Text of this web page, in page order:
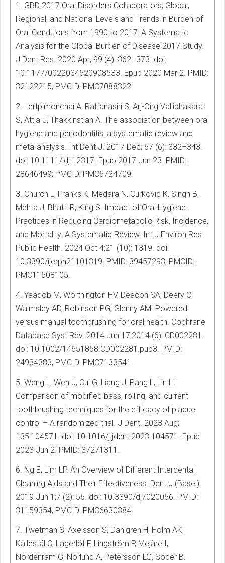
1. GBD 2017 Oral Disorders Collaborators; Global,
Regional, and National Levels and Trends in Burden of
Oral Conditions from 1990 to 2017: A Systematic
Analysis for the Global Burden of Disease 2017 Study.
J Dent Res. 2020 Apr; 99 (4): 362–373. doi:
10.1177/0022034520908533. Epub 2020 Mar 2. PMID:
32122215; PMCID: PMC7088322.
2. Lertpimonchai A, Rattanasiri S, Arj-Ong Vallibhakara
S, Attia J, Thakkinstian A. The association between oral
hygiene and periodontitis: a systematic review and
meta-analysis. Int Dent J. 2017 Dec; 67 (6): 332–343.
doi: 10.1111/idj.12317. Epub 2017 Jun 23. PMID:
28646499; PMCID: PMC5724709.
3. Church L, Franks K, Medara N, Curkovic K, Singh B,
Mehta J, Bhatti R, King S. Impact of Oral Hygiene
Practices in Reducing Cardiometabolic Risk, Incidence,
and Mortality: A Systematic Review. Int J Environ Res
Public Health. 2024 Oct 4;21 (10): 1319. doi:
10.3390/ijerph21101319. PMID: 39457293; PMCID:
PMC11508105.
4. Yaacob M, Worthington HV, Deacon SA, Deery C,
Walmsley AD, Robinson PG, Glenny AM. Powered
versus manual toothbrushing for oral health. Cochrane
Database Syst Rev. 2014 Jun 17;2014 (6): CD002281.
doi: 10.1002/14651858.CD002281.pub3. PMID:
24934383; PMCID: PMC7133541.
5. Weng L, Wen J, Cui G, Liang J, Pang L, Lin H.
Comparison of modified bass, rolling, and current
toothbrushing techniques for the efficacy of plaque
control – A randomized trial. J Dent. 2023 Aug;
135:104571. doi: 10.1016/j.jdent.2023.104571. Epub
2023 Jun 2. PMID: 37271311.
6. Ng E, Lim LP. An Overview of Different Interdental
Cleaning Aids and Their Effectiveness. Dent J (Basel).
2019 Jun 1;7 (2): 56. doi: 10.3390/dj7020056. PMID:
31159354; PMCID: PMC6630384.
7. Twetman S, Axelsson S, Dahlgren H, Holm AK,
Källestål C, Lagerlöf F, Lingström P, Mejàre I,
Nordenram G, Norlund A, Petersson LG, Söder B.